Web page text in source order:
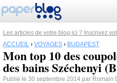
Les articles de votre blog ici ? Inscrivez
ACCUEIL › VOYAGES › BUDAPEST
Mon top 10 des
des bains Széchenyi
Publié le 30 septembre 2014 par Romain